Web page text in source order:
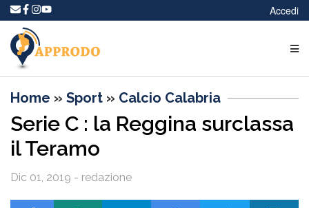
Accedi
Home » Sport » Calcio Calabria
Serie C : la Reggina surclassa
il Teramo
Dic 01, 2019 - redazione